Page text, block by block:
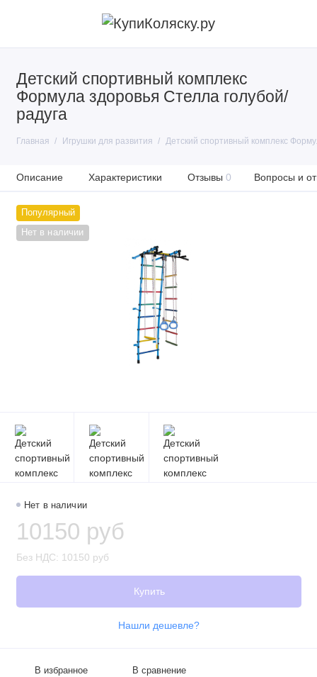
Детский спортивный комплекс
Формула здоровья Стелла голубой/
радуга
Главная Игрушки для развития Детский спортивный комплекс
Описание Характеристики Отзывы 0 Вопросы и
Популярный
Нет в наличии
Нет в наличии
10150 руб
Без НДС: 10150 руб
Купить
Нашли дешевле?
В избранное В сравнение